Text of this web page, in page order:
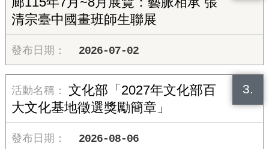
清宗臺中國畫班師生聯展
2026-07-02
3.
文化部「2027年文化部百
大文化基地徵選獎勵簡章」
2026-08-06